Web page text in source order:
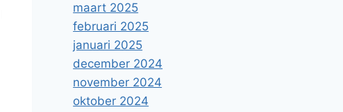
maart 2025
februari 2025
januari 2025
december 2024
november 2024
oktober 2024